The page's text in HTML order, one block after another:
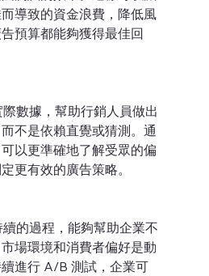
導致的資金浪費，降低風
預算都能夠獲得最佳回
數據，幫助行銷人員做出
不是依賴直覺或猜測。通
以更準確地了解受眾的偏
更有效的廣告策略。
的過程，能夠幫助企業不
場環境和消費者偏好是動
進行 A/B 測試，企業可